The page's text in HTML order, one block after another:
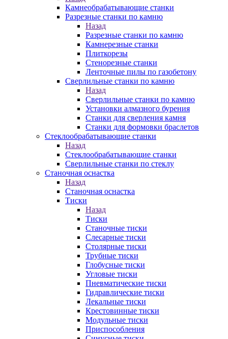
Камнеобрабатывающие станки
Разрезные станки по камню
Назад
Разрезные станки по камню
Камнерезные станки
Плиткорезы
Стенорезные станки
Ленточные пилы по газобетону
Сверлильные станки по камню
Назад
Сверлильные станки по камню
Установки алмазного бурения
Станки для сверления камня
Станки для формовки браслетов
Стеклообрабатывающие станки
Назад
Стеклообрабатывающие станки
Сверлильные станки по стеклу
Станочная оснастка
Назад
Станочная оснастка
Тиски
Назад
Тиски
Станочные тиски
Слесарные тиски
Столярные тиски
Трубные тиски
Глобусные тиски
Угловые тиски
Пневматические тиски
Гидравлические тиски
Лекальные тиски
Крестовинные тиски
Модульные тиски
Приспособления